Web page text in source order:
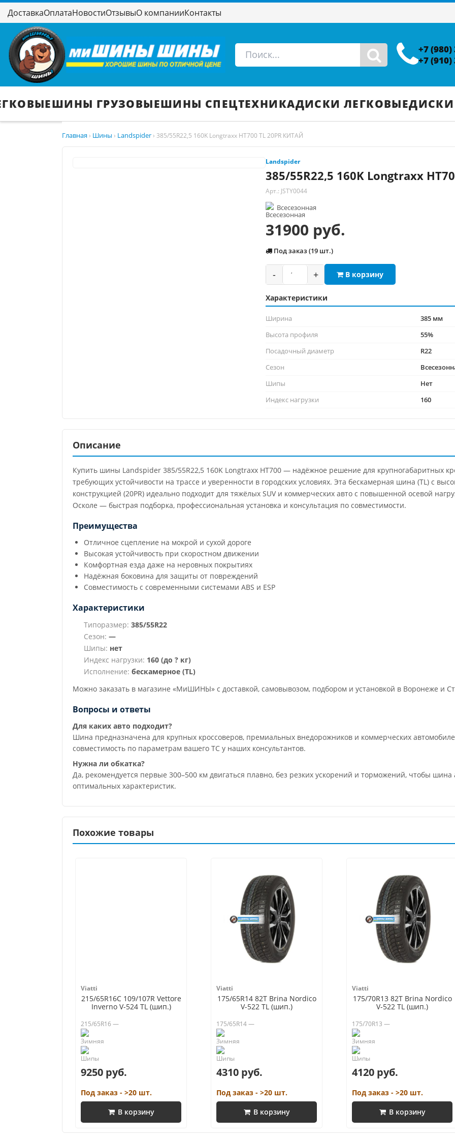
ДоставкаОплатаНовостиОтзывыО компанииКонтакты
+7
+7
ШИНЫ ГРУЗОВЫЕШИНЫ СПЕЦТЕХНИКАДИСКИ ЛЕГКОВЫЕДИСКИ
Главная › Шины › Landspider › 385/55R22,5 160K Longtraxx HT700 TL 20PR КИТАЙ
Landspider
385/55R22,5 160K Longtraxx
Арт.: JSTY0044
Всесезонная
31900 руб.
Под заказ (19 шт.)
- + В корзину
Характеристики
Ширина
385 мм
Высота профиля
55%
Посадочный диаметр
R22
Сезон
Шипы
Нет
Индекс нагрузки
160
Описание
Купить шины Landspider 385/55R22,5 160K Longtraxx HT700 — надёжное решение для крупногабаритных
требующих устойчивости на трассе и уверенности в городских условиях. Эта бескамерная шина (TL) с
конструкцией (20PR) идеально подходит для тяжёлых SUV и коммерческих авто с повышенной осевой
Осколе — быстрая подборка, профессиональная установка и консультация по совместимости.
Преимущества
Отличное сцепление на мокрой и сухой дороге
Высокая устойчивость при скоростном движении
Комфортная езда даже на неровных покрытиях
Надёжная боковина для защиты от повреждений
Совместимость с современными системами ABS и ESP
Характеристики
Типоразмер: 385/55R22
Сезон: —
Шипы: нет
Индекс нагрузки: 160 (до ? кг)
Исполнение: бескамерное (TL)
Можно заказать в магазине «МиШИНЫ» с доставкой, самовывозом, подбором и установкой в Воронеже и
Вопросы и ответы
Для каких авто подходит?
Шина предназначена для крупных кроссоверов, премиальных внедорожников и коммерческих
совместимость по параметрам вашего ТС у наших консультантов.
Нужна ли обкатка?
Да, рекомендуется первые 300–500 км двигаться плавно, без резких ускорений и торможений, чтобы шина
оптимальных характеристик.
Похожие товары
Viatti
215/65R16C 109/107R Vettore
Inverno V-524 TL (шип.)
215/65R16 —
9250 руб.
Под заказ - >20 шт.
В корзину
Viatti
175/65R14 82T Brina Nordico
V-522 TL (шип.)
175/65R14 —
4310 руб.
Под заказ - >20 шт.
В корзину
Viatti
175/70R13 82T Brina Nordico
V-522 TL (шип.)
175/70R13 —
4120 руб.
Под заказ - >20 шт.
В корзину